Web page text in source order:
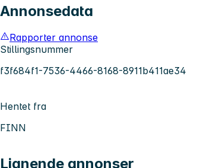
Annonsedata
Rapporter annonse
Stillingsnummer
f3f684f1-7536-4466-8168-8911b411ae34
Hentet fra
FINN
Lignende annonser